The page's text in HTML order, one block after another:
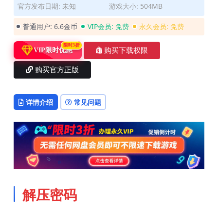
官方发布日期: 未知
游戏大小: 504MB
普通用户: 6.6金币 VIP会员: 免费 永久会员: 免费
VIP限时优惠
限时3折
购买下载权限
购买官方正版
详情介绍 常见问题
解压密码